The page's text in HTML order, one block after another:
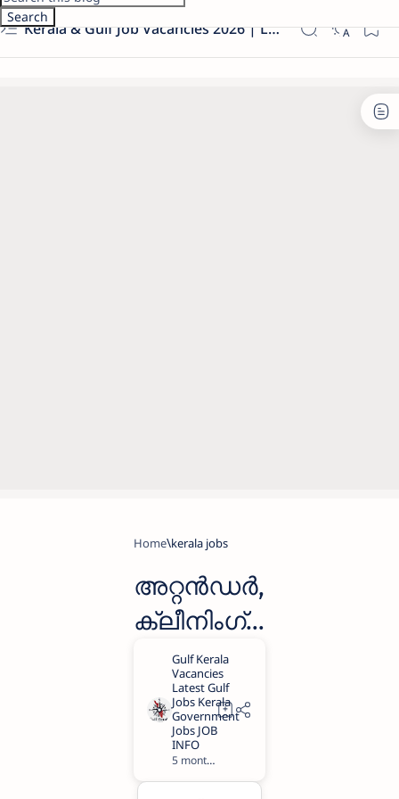
Kerala & Gulf Job Vacancies 2026 | Latest Govt & Private Jobs
Home kerala jobs
അറ്റൻഡർ,
ക്ലീനിംഗ്
സ്റ്റാഫ്,നഴ്സ്
തുടങ്ങി
കോ
ഓപ്പറേറ്റീവ്
5 months ago